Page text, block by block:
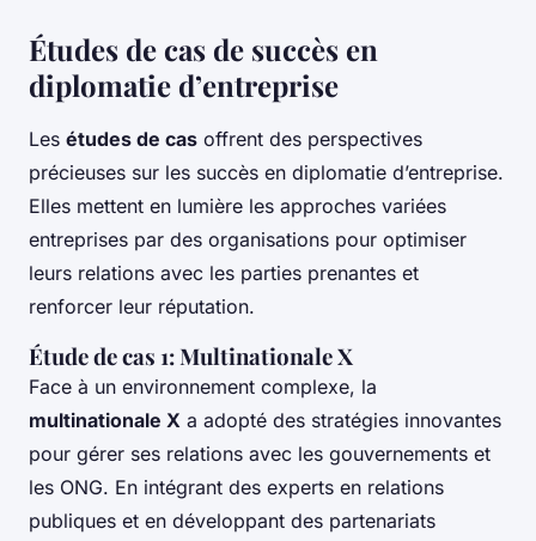
Études de cas de succès en
diplomatie d’entreprise
Les études de cas offrent des perspectives
précieuses sur les succès en diplomatie d’entreprise.
Elles mettent en lumière les approches variées
entreprises par des organisations pour optimiser
leurs relations avec les parties prenantes et
renforcer leur réputation.
Étude de cas 1: Multinationale X
Face à un environnement complexe, la
multinationale X a adopté des stratégies innovantes
pour gérer ses relations avec les gouvernements et
les ONG. En intégrant des experts en relations
publiques et en développant des partenariats